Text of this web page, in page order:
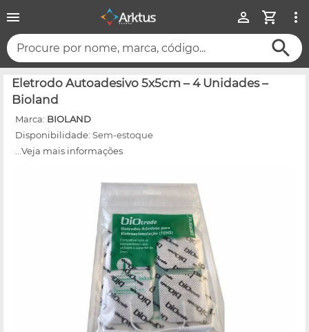
Procure por nome, marca, código...
Eletrodo Autoadesivo 5x5cm – 4 Unidades –
Bioland
Marca: BIOLAND
Disponibilidade: Sem-estoque
...Veja mais informações